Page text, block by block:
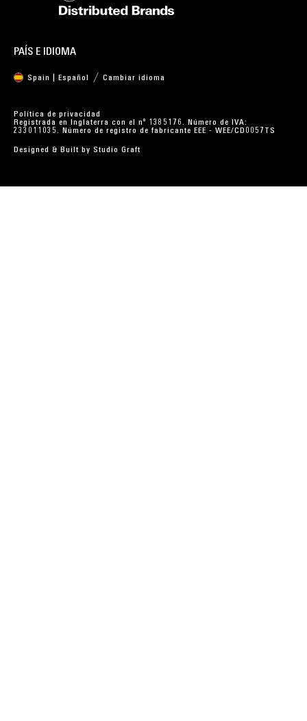
PAÍS E IDIOMA
Spain | Español Cambiar idioma
Política de privacidad
Registrada en Inglaterra con el nº 1385176. Número de IVA:
233011035. Número de registro de fabricante EEE - WEE/CD0057TS
Designed & Built by Studio Graft